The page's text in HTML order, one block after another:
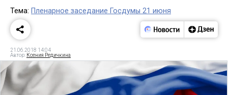
Тема: Пленарное заседание Госдумы 21 июня
21.06.2018 14:04
Автор: Ксения Редичкина